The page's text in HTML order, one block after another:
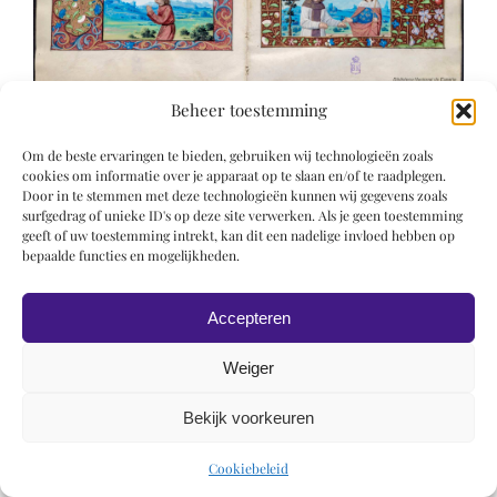
Beheer toestemming
Om de beste ervaringen te bieden, gebruiken wij technologieën zoals
cookies om informatie over je apparaat op te slaan en/of te raadplegen.
Door in te stemmen met deze technologieën kunnen wij gegevens zoals
surfgedrag of unieke ID's op deze site verwerken. Als je geen toestemming
geeft of uw toestemming intrekt, kan dit een nadelige invloed hebben op
bepaalde functies en mogelijkheden.
Accepteren
Weiger
Bekijk voorkeuren
Cookiebeleid
© 2019 Roel Wiechers | Powered byROCK Design